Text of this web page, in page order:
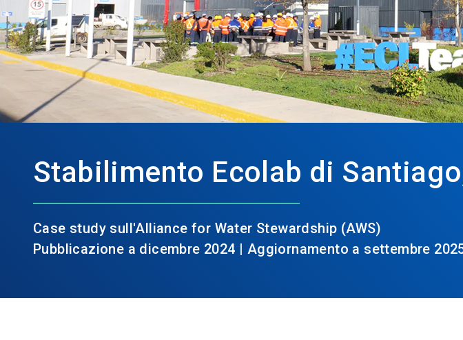
Stabilimento Ecolab di
Case study sull'Alliance for Water Stewardship (AWS)
Pubblicazione a dicembre 2024 | Aggiornamento a settembre